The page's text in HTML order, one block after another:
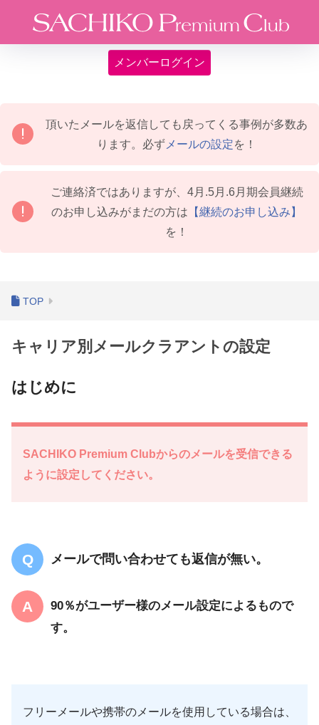
メンバーログイン
頂いたメールを返信しても戻ってくる事例が多数あ
ります。必ず メールの設定を！
ご連絡済ではありますが、4月.5月.6月期会員継続
のお申し込みがまだの方は 【継続のお申し込み】
を！
キャリア別メールクラアントの設定
はじめに
SACHIKO Premium Clubからのメールを受信できる
ように設定してください。
メールで問い合わせても返信が無い。
90％がユーザー様のメール設定によるもので
す。
フリーメールや携帯のメールを使用している場合は、